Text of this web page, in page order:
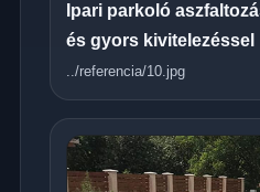
Ipari parkoló
és gyors kivitelezéssel
../referencia/10.jpg